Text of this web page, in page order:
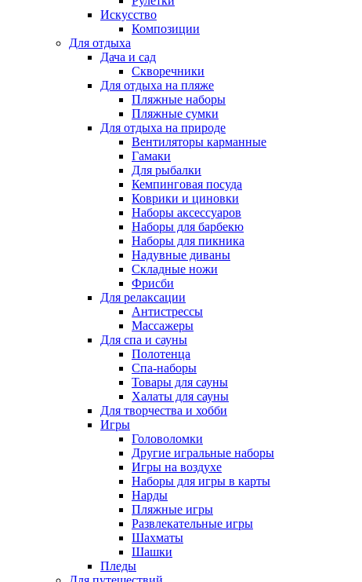
Искусство
Композиции
Для отдыха
Дача и сад
Скворечники
Для отдыха на пляже
Пляжные наборы
Пляжные сумки
Для отдыха на природе
Вентиляторы карманные
Гамаки
Для рыбалки
Кемпинговая посуда
Коврики и циновки
Наборы аксессуаров
Наборы для барбекю
Наборы для пикника
Надувные диваны
Складные ножи
Фрисби
Для релаксации
Антистрессы
Массажеры
Для спа и сауны
Полотенца
Спа-наборы
Товары для сауны
Халаты для сауны
Для творчества и хобби
Игры
Головоломки
Другие игральные наборы
Игры на воздухе
Наборы для игры в карты
Нарды
Пляжные игры
Развлекательные игры
Шахматы
Шашки
Пледы